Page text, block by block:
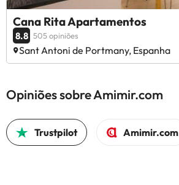
Cana Rita Apartamentos
8.8 505 opiniões
Sant Antoni de Portmany, Espanha
Opiniões sobre Amimir.com
Trustpilot Amimir.com